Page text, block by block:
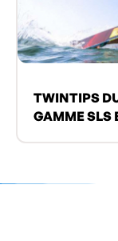
TWINTIPS
GAMME SLS